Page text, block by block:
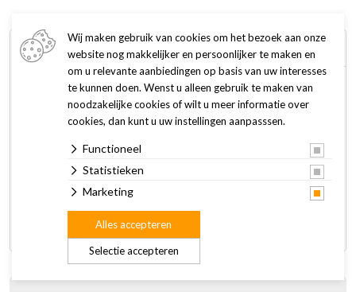
Omschrijving Specificaties
Het bosvruchtenvetblok is een energierijke traktatie voor
veel verschillende vogelsoorten. Door de toegevoegde
vruchten is het extra aantrekkelijk voor onder andere
roodborstjes.
Dankzij de optimale vethardheid is een goede opname
worden aangeboden.
Wij maken gebruik van cookies om het bezoek aan onze
website nog makkelijker en persoonlijker te maken en
om u relevante aanbiedingen op basis van uw interesses
te kunnen doen. Wenst u alleen gebruik te maken van
noodzakelijke cookies of wilt u meer informatie over
cookies, dan kunt u uw instellingen aanpasssen.
Functioneel
Statistieken
Marketing
Selectie accepteren
Alles accepteren